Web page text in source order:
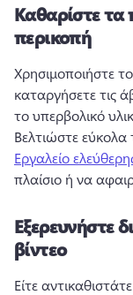
Καθαρίστε τα
περικοπή
Χρησιμοποιήστε
καταργήσετε τις
Βελτιώστε
Εργαλείο
πλαίσιο ή να
Εξερευνήστε
βίντεο
Είτε